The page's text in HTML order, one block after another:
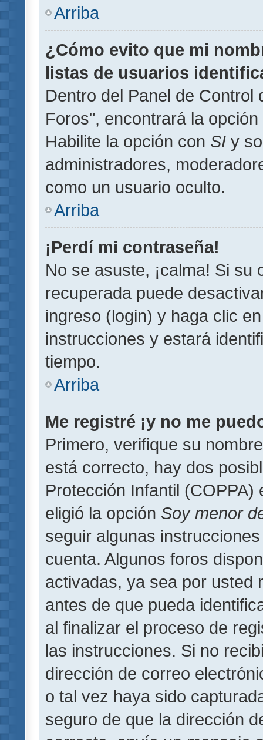
Arriba
¿Cómo evito que mi
listas de usuarios
Dentro del Panel de
Foros", encontrará la opción
Habilite la opción con SI y
administradores,
como un usuario oculto.
Arriba
¡Perdí mi contraseña!
No se asuste, ¡calma! Si su
recuperada puede
ingreso (login) y haga clic
instrucciones y estará
tiempo.
Arriba
Me registré ¡y no me
Primero, verifique su
está correcto, hay dos
Protección Infantil
eligió la opción Soy menor
seguir algunas
cuenta. Algunos foros
activadas, ya sea por usted
antes de que pueda
al finalizar el proceso de
las instrucciones. Si no
dirección de correo
o tal vez haya sido
seguro de que la dirección